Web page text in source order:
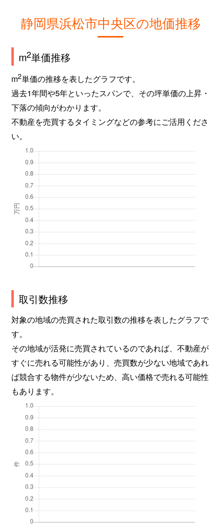
静岡県浜松市中央区の地価推移
m2単価推移
m2単価の推移を表したグラフです。
過去1年間や5年といったスパンで、その坪単価の上昇・
下落の傾向がわかります。
不動産を売買するタイミングなどの参考にご活用くださ
い。
取引数推移
対象の地域の売買された取引数の推移を表したグラフで
す。
その地域が活発に売買されているのであれば、不動産が
すぐに売れる可能性があり、売買数が少ない地域であれ
ば競合する物件が少ないため、高い価格で売れる可能性
もあります。